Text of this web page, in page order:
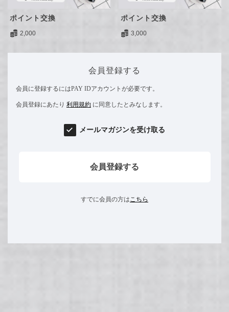
ポイント交換
2,000
ポイント交換
3,000
会員登録する
会員に登録するにはPAY IDアカウントが必要です。
会員登録にあたり 利用規約 に同意したとみなします。
メールマガジンを受け取る
会員登録する
すでに会員の方はこちら